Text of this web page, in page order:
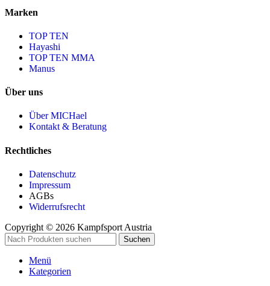
Marken
TOP TEN
Hayashi
TOP TEN MMA
Manus
Über uns
Über MICHael
Kontakt & Beratung
Rechtliches
Datenschutz
Impressum
AGBs
Widerrufsrecht
Copyright © 2026 Kampfsport Austria
Suchen
Menü
Kategorien